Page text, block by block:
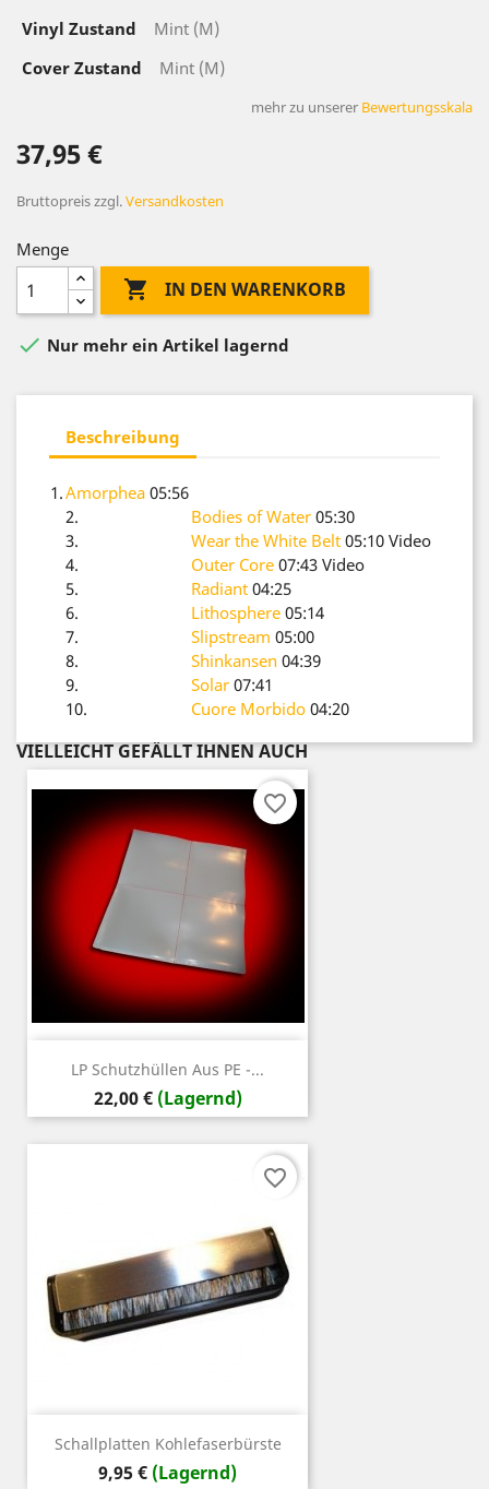
Vinyl Zustand
Mint (M)
Cover Zustand
Mint (M)
mehr zu unserer Bewertungsskala
37,95 €
Bruttopreiszzgl.Versandkosten
Menge
 IN DEN WARENKORB
 Nur mehr ein Artikel lagernd
Beschreibung
1.Amorphea 05:56
2.
Bodies of Water 05:30
3.
Wear the White Belt 05:10 Video
4.
Outer Core 07:43 Video
5.
Radiant 04:25
6.
Lithosphere 05:14
7.
Slipstream 05:00
8.
Shinkansen 04:39
9.
Solar 07:41
10.
Cuore Morbido 04:20
VIELLEICHT GEFÄLLT IHNEN AUCH
LP Schutzhüllen Aus PE -...
Preis
22,00 € (Lagernd)
favorite_border
Schallplatten Kohlefaserbürste
Preis
9,95 € (Lagernd)
favorite_border